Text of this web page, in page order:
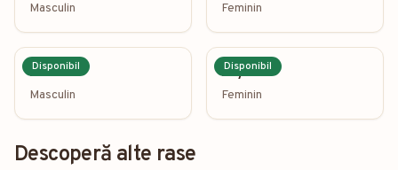
Masculin Feminin
Disponibil
Louie
Masculin
Disponibil
Lily
Feminin
Descoperă alte rase